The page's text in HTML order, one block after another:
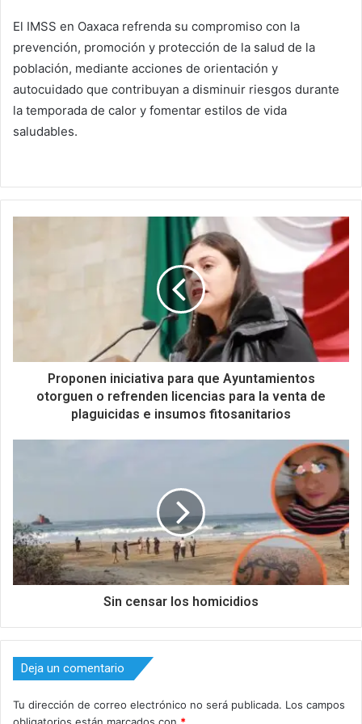
El IMSS en Oaxaca refrenda su compromiso con la
prevención, promoción y protección de la salud de la
población, mediante acciones de orientación y
autocuidado que contribuyan a disminuir riesgos durante
la temporada de calor y fomentar estilos de vida
saludables.
Proponen iniciativa para que Ayuntamientos
otorguen o refrenden licencias para la venta de
plaguicidas e insumos fitosanitarios
Sin censar los homicidios
Deja un comentario
Tu dirección de correo electrónico no será publicada. Los campos